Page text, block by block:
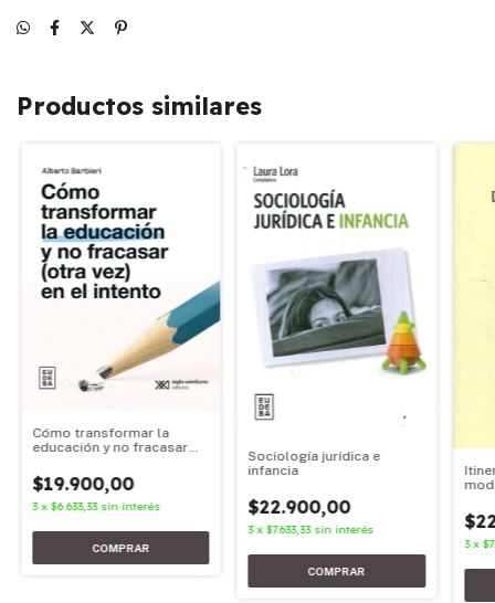
Productos similares
Cómo transformar la
educación y no fracasar
$19.900,00
3 x $6.633,33 sin interés
Sociología jurídica e
infancia
$22.900,00
3 x$7.633,33 sin interés
3 x